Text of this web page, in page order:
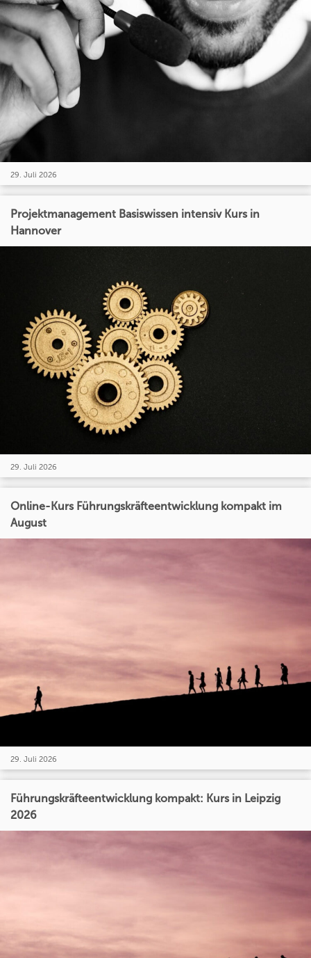
29. Juli 2026
Projektmanagement Basiswissen intensiv Kurs in
Hannover
29. Juli 2026
Online-Kurs Führungskräfteentwicklung kompakt im
August
29. Juli 2026
Führungskräfteentwicklung kompakt: Kurs in Leipzig
2026